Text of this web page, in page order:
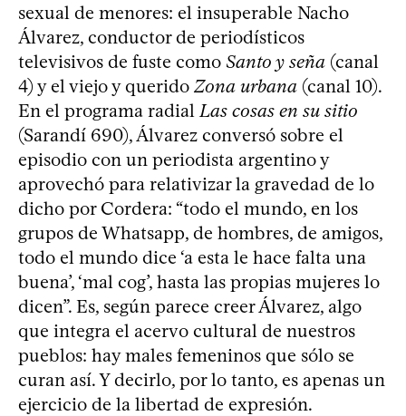
sexual de menores: el insuperable Nacho
Álvarez, conductor de periodísticos
televisivos de fuste como Santo y seña (canal
4) y el viejo y querido Zona urbana (canal 10).
En el programa radialLas cosas en su sitio
(Sarandí 690), Álvarez conversó sobre el
episodio con un periodista argentino y
aprovechó para relativizar la gravedad de lo
dicho por Cordera: “todo el mundo, en los
grupos de Whatsapp, de hombres, de amigos,
todo el mundo dice ‘a esta le hace falta una
buena’, ‘mal cog’, hasta las propias mujeres lo
dicen”. Es, según parece creer Álvarez, algo
que integra el acervo cultural de nuestros
pueblos: hay males femeninos que sólo se
curan así. Y decirlo, por lo tanto, es apenas un
ejercicio de la libertad de expresión.